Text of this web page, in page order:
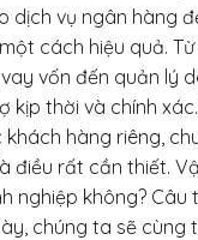
dịch vụ ngân hàng
cách hiệu quả.
vốn đến quản lý
kịp thời và chính
khách hàng riêng,
điều rất cần thiết.
nghiệp không? Câu
chúng ta sẽ cùng